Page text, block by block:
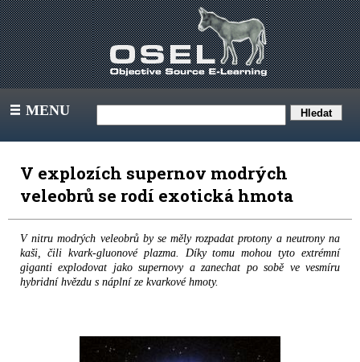
III MENU
V explozích supernov modrých
veleobrů se rodí exotická hmota
V nitru modrých veleobrů by se měly rozpadat protony a neutrony na
kaši, čili kvark-gluonové plazma. Díky tomu mohou tyto extrémní
giganti explodovat jako supernovy a zanechat po sobě ve vesmíru
hybridní hvězdu s náplní ze kvarkové hmoty.